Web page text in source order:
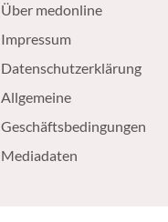
Über medonline
Impressum
Datenschutzerklärung
Allgemeine
Geschäftsbedingungen
Mediadaten